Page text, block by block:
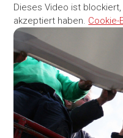
Dieses Video ist
akzeptiert haben. Cookie-